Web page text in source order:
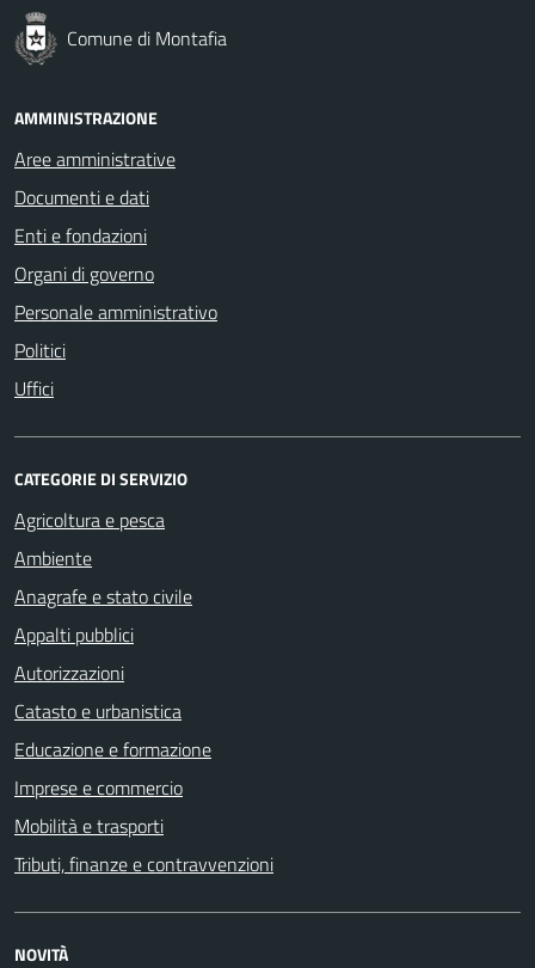
Comune di Montafia
AMMINISTRAZIONE
Aree amministrative
Documenti e dati
Enti e fondazioni
Organi di governo
Personale amministrativo
Politici
Uffici
CATEGORIE DI SERVIZIO
Agricoltura e pesca
Ambiente
Anagrafe e stato civile
Appalti pubblici
Autorizzazioni
Catasto e urbanistica
Educazione e formazione
Imprese e commercio
Mobilità e trasporti
Tributi, finanze e contravvenzioni
NOVITÀ